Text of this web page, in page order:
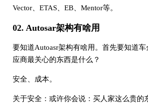
Vector、ETAS、EB、Mentor等。
02. Autosar架构有啥用
要知道Autoasr架构有啥用。首先要知道
应商最关心的东西是什么？
安全、成本。
关于安全：或许你会说：买人家这么贵的